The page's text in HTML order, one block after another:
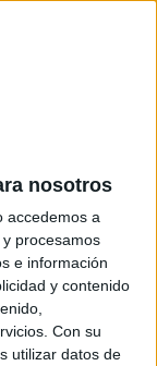
nosotros
accedemos a
procesamos
e información
y contenido
Con su
utilizar datos de
BATimes
reservados
5346433